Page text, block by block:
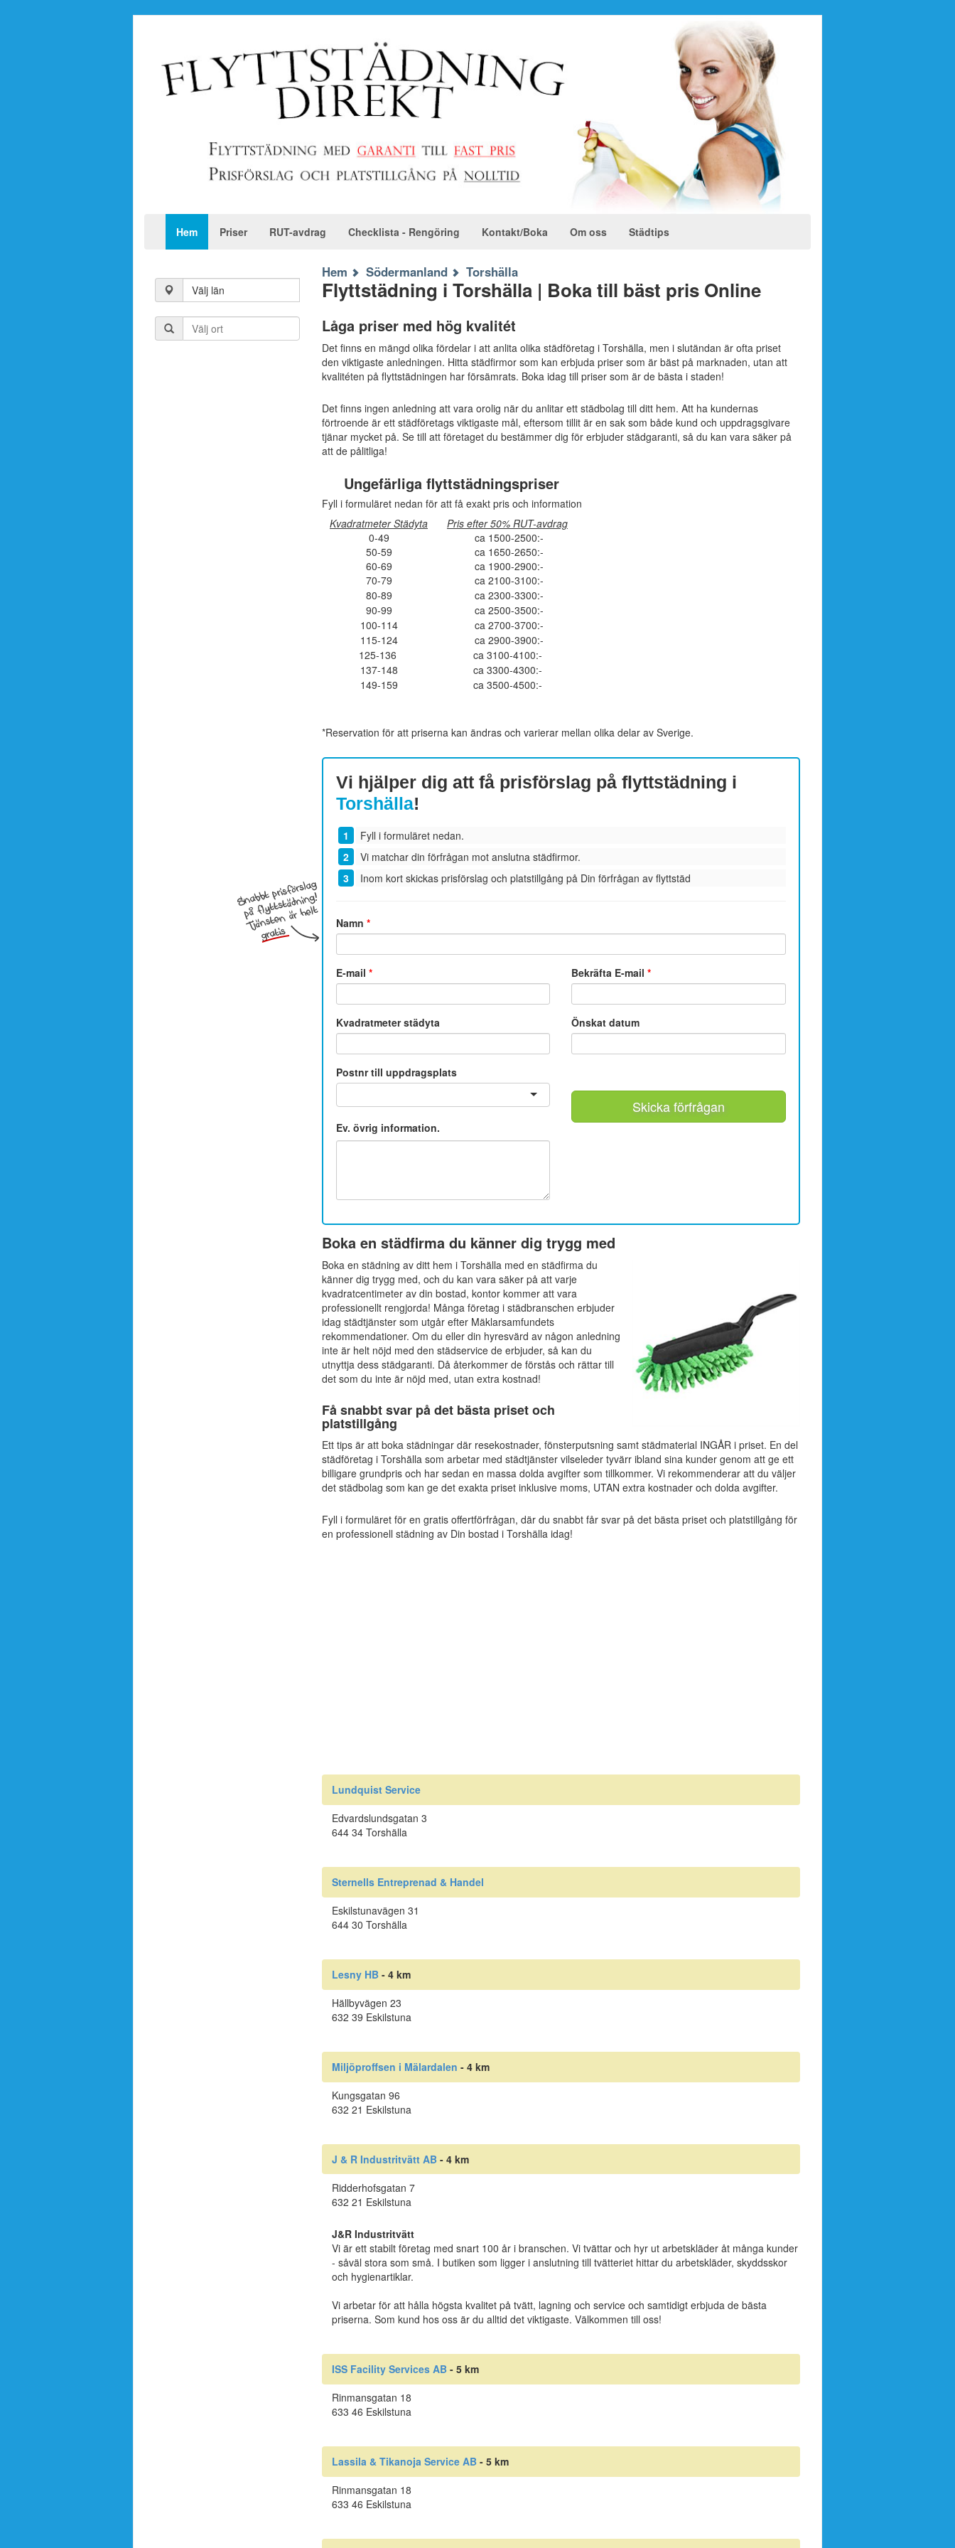
Hem Priser RUT-avdrag Checklista - Rengöring Kontakt/Boka Om oss Städtips
Välj län
Hem Södermanland Torshälla
Flyttstädning i Torshälla | Boka till bäst pris Online
Låga priser med hög kvalitét
Det finns en mängd olika fördelar i att anlita olika städföretag i Torshälla, men i slutändan är ofta priset
den viktigaste anledningen. Hitta städfirmor som kan erbjuda priser som är bäst på marknaden, utan att
kvalitéten på flyttstädningen har försämrats. Boka idag till priser som är de bästa i staden!
Det finns ingen anledning att vara orolig när du anlitar ett städbolag till ditt hem. Att ha kundernas
förtroende är ett städföretags viktigaste mål, eftersom tillit är en sak som både kund och uppdragsgivare
tjänar mycket på. Se till att företaget du bestämmer dig för erbjuder städgaranti, så du kan vara säker på
att de pålitliga!
Ungefärliga flyttstädningspriser
Fyll i formuläret nedan för att få exakt pris och information
Kvadratmeter Städyta
Pris efter 50% RUT-avdrag
0-49
ca 1500-2500:-
50-59
ca 1650-2650:-
60-69
ca 1900-2900:-
70-79
ca 2100-3100:-
80-89
ca 2300-3300:-
90-99
ca 2500-3500:-
100-114
ca 2700-3700:-
115-124
ca 2900-3900:-
125-136
ca 3100-4100:-
137-148
ca 3300-4300:-
149-159
ca 3500-4500:-
*Reservation för att priserna kan ändras och varierar mellan olika delar av Sverige.
Vi hjälper dig att få prisförslag på flyttstädning i
Torshälla!
Fyll i formuläret nedan.
Vi matchar din förfrågan mot anslutna städfirmor.
Inom kort skickas prisförslag och platstillgång på Din förfrågan av flyttstäd
Namn *
E-mail * Bekräfta E-mail*
Kvadratmeter städyta Önskat datum
Postnr till uppdragsplats
Ev. övrig information.
Skicka förfrågan
Boka en städfirma du känner dig trygg med
Boka en städning av ditt hem i Torshälla med en städfirma du
känner dig trygg med, och du kan vara säker på att varje
kvadratcentimeter av din bostad, kontor kommer att vara
professionellt rengjorda! Många företag i städbranschen erbjuder
idag städtjänster som utgår efter Mäklarsamfundets
rekommendationer. Om du eller din hyresvärd av någon anledning
inte är helt nöjd med den städservice de erbjuder, så kan du
utnyttja dess städgaranti. Då återkommer de förstås och rättar till
det som du inte är nöjd med, utan extra kostnad!
Få snabbt svar på det bästa priset och
platstillgång
Ett tips är att boka städningar där resekostnader, fönsterputsning samt städmaterial INGÅR i priset. En del
städföretag i Torshälla som arbetar med städtjänster vilseleder tyvärr ibland sina kunder genom att ge ett
billigare grundpris och har sedan en massa dolda avgifter som tillkommer. Vi rekommenderar att du väljer
det städbolag som kan ge det exakta priset inklusive moms, UTAN extra kostnader och dolda avgifter.
Fyll i formuläret för en gratis offertförfrågan, där du snabbt får svar på det bästa priset och platstillgång för
en professionell städning av Din bostad i Torshälla idag!
Lundquist Service
Edvardslundsgatan 3
644 34 Torshälla
Sternells Entreprenad & Handel
Eskilstunavägen 31
644 30 Torshälla
Lesny HB- 4 km
Hällbyvägen 23
632 39 Eskilstuna
Miljöproffsen i Mälardalen - 4 km
Kungsgatan 96
632 21 Eskilstuna
J & R Industritvätt AB- 4 km
Ridderhofsgatan 7
632 21 Eskilstuna
J&R Industritvätt
Vi är ett stabilt företag med snart 100 år i branschen. Vi tvättar och hyr ut arbetskläder åt många kunder
- såväl stora som små. I butiken som ligger i anslutning till tvätteriet hittar du arbetskläder, skyddsskor
och hygienartiklar.
Vi arbetar för att hålla högsta kvalitet på tvätt, lagning och service och samtidigt erbjuda de bästa
priserna. Som kund hos oss är du alltid det viktigaste. Välkommen till oss!
ISS Facility Services AB- 5 km
Rinmansgatan 18
633 46 Eskilstuna
Lassila & Tikanoja Service AB- 5 km
Rinmansgatan 18
633 46 Eskilstuna